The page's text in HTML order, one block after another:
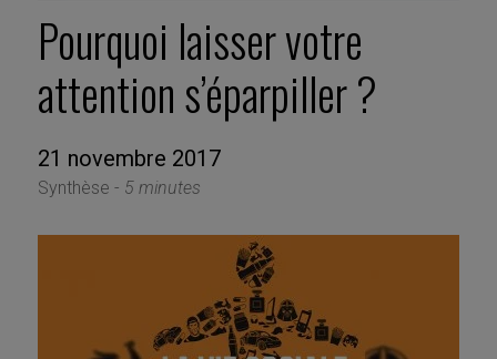
Pourquoi laisser votre
attention s’éparpiller ?
21 novembre 2017
Synthèse - 5 minutes